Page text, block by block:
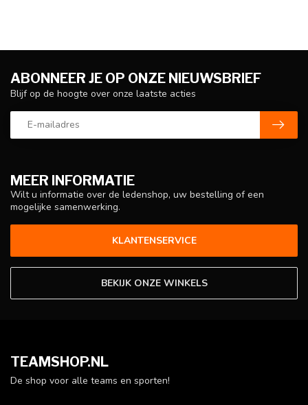
MEER INFORMATIE
Wilt u informatie over de ledenshop, uw bestelling of een
mogelijke samenwerking.
KLANTENSERVICE
BEKIJK ONZE WINKELS
ABONNEER JE OP ONZE NIEUWSBRIEF
Blijf op de hoogte over onze laatste acties
TEAMSHOP.NL
De shop voor alle teams en sporten!